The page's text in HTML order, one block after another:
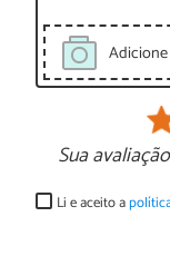
Sua
Li e aceito a